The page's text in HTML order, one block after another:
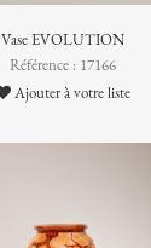
Vase EVOLUTION
Référence : 17166
Ajouter à votre liste